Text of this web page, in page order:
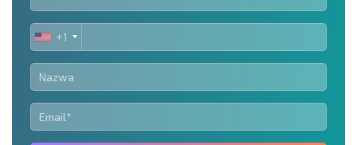
UNITED
STATES
+1
+1